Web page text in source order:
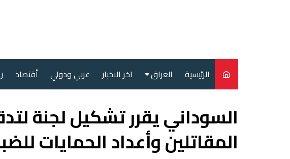
الرئيسية العراق
سياسة
محليات
اخر الاخبار عربي ودولي أقتصاد
السوداني يقرر تشكيل لجنة
المقاتلين وأعداد الحمايات